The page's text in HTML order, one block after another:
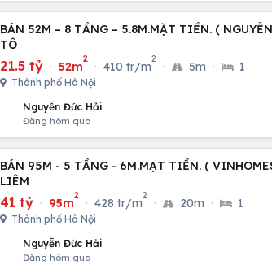
BÁN 52M – 8 TẦNG – 5.8M.MẶT TIỀN. (
TÔ
21.5 tỷ · 52m
2
· 410 tr/m
2
· 5m · 1
Thành phố Hà Nội
Nguyễn Đức Hải
Đăng hôm qua
BÁN 95M - 5 TẦNG - 6M.MẠT TIỀN. (
LIÊM
41 tỷ · 95m
2
· 428 tr/m
2
· 20m · 1
Thành phố Hà Nội
Nguyễn Đức Hải
Đăng hôm qua